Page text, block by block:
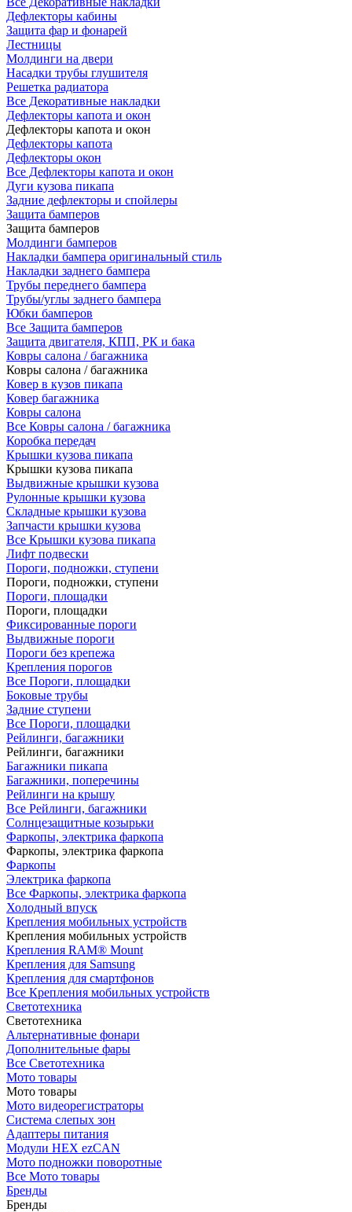
Дефлекторы кабины
Защита фар и фонарей
Лестницы
Молдинги на двери
Насадки трубы глушителя
Решетка радиатора
Все Декоративные накладки
Дефлекторы капота и окон
Дефлекторы капота и окон
Дефлекторы капота
Дефлекторы окон
Все Дефлекторы капота и окон
Дуги кузова пикапа
Задние дефлекторы и спойлеры
Защита бамперов
Защита бамперов
Молдинги бамперов
Накладки бампера оригинальный стиль
Накладки заднего бампера
Трубы переднего бампера
Трубы/углы заднего бампера
Юбки бамперов
Все Защита бамперов
Защита двигателя, КПП, РК и бака
Ковры салона / багажника
Ковры салона / багажника
Ковер в кузов пикапа
Ковер багажника
Ковры салона
Все Ковры салона / багажника
Коробка передач
Крышки кузова пикапа
Крышки кузова пикапа
Выдвижные крышки кузова
Рулонные крышки кузова
Складные крышки кузова
Запчасти крышки кузова
Все Крышки кузова пикапа
Лифт подвески
Пороги, подножки, ступени
Пороги, подножки, ступени
Пороги, площадки
Пороги, площадки
Фиксированные пороги
Выдвижные пороги
Пороги без крепежа
Крепления порогов
Все Пороги, площадки
Боковые трубы
Задние ступени
Все Пороги, площадки
Рейлинги, багажники
Рейлинги, багажники
Багажники пикапа
Багажники, поперечины
Рейлинги на крышу
Все Рейлинги, багажники
Солнцезащитные козырьки
Фаркопы, электрика фаркопа
Фаркопы, электрика фаркопа
Фаркопы
Электрика фаркопа
Все Фаркопы, электрика фаркопа
Холодный впуск
Крепления мобильных устройств
Крепления мобильных устройств
Крепления RAM® Mount
Крепления для Samsung
Крепления для смартфонов
Все Крепления мобильных устройств
Светотехника
Светотехника
Альтернативные фонари
Дополнительные фары
Все Светотехника
Мото товары
Мото товары
Мото видеорегистраторы
Система слепых зон
Адаптеры питания
Модули HEX ezCAN
Мото подножки поворотные
Все Мото товары
Бренды
Бренды